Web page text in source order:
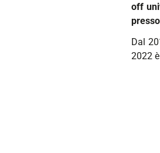
off
Dal
2022 è